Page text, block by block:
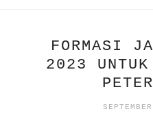
FORMASI
2023